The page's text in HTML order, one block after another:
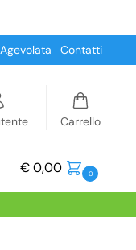
Contatti
Carrello
€0,00 0